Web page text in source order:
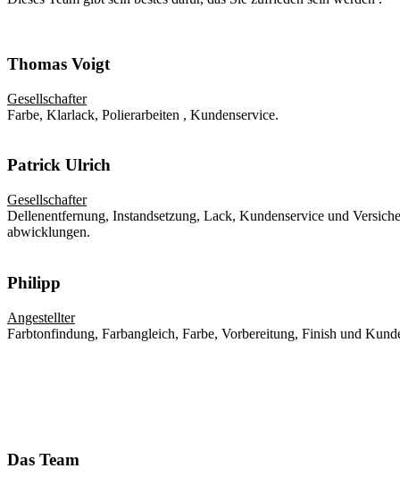
Thomas Voigt
Gesellschafter
Farbe, Klarlack, Polierarbeiten , Kundenservice.
Patrick Ulrich
Gesellschafter
Dellenentfernung, Instandsetzung, Lack, Kundenservice und
abwicklungen.
Philipp
Angestellter
Farbtonfindung, Farbangleich, Farbe, Vorbereitung, Finish und
Das Team